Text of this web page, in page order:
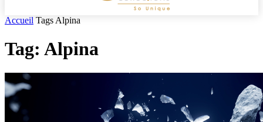
Accueil Tags Alpina
Tag: Alpina